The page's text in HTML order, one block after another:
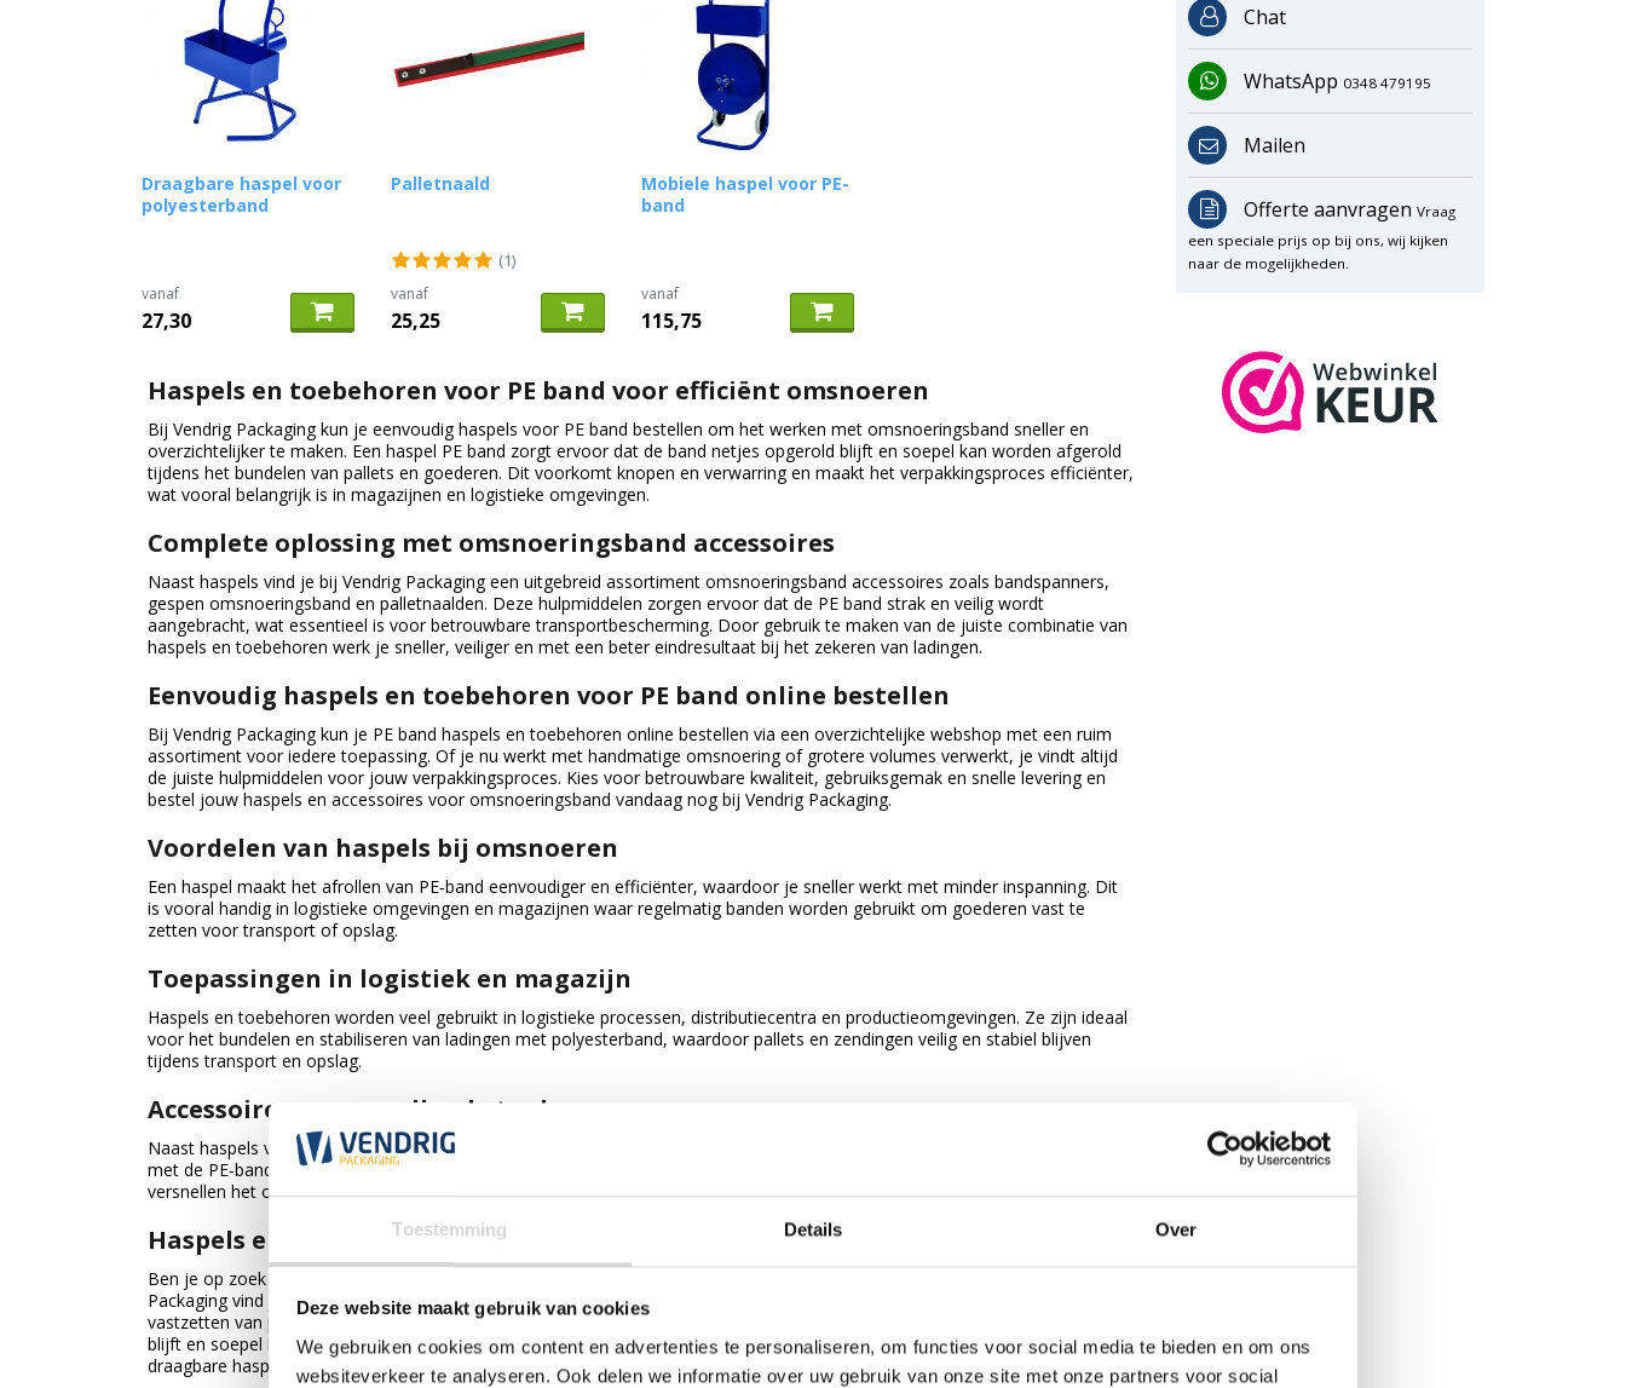
Toestemming Details Over
Deze website maakt gebruik van cookies
We gebruiken cookies om content en advertenties te personaliseren, om functies voor social media te bieden en om ons
websiteverkeer te analyseren. Ook delen we informatie over uw gebruik van onze site met onze partners voor social
Draagbare haspel voor
polyesterband
vanaf
27,30
Palletnaald
(1)
vanaf
25,25
Mobiele haspel voor PE-
band
vanaf
115,75
Haspels en toebehoren voor PE band voor efficiënt omsnoeren
Bij Vendrig Packaging kun je eenvoudig haspels voor PE band bestellen om het werken met omsnoeringsband sneller en
overzichtelijker te maken. Een haspel PE band zorgt ervoor dat de band netjes opgerold blijft en soepel kan worden afgerold
tijdens het bundelen van pallets en goederen. Dit voorkomt knopen en verwarring en maakt het verpakkingsproces efficiënter,
wat vooral belangrijk is in magazijnen en logistieke omgevingen.
Complete oplossing met omsnoeringsband accessoires
Naast haspels vind je bij Vendrig Packaging een uitgebreid assortiment omsnoeringsband accessoires zoals bandspanners,
gespen omsnoeringsband en palletnaalden. Deze hulpmiddelen zorgen ervoor dat de PE band strak en veilig wordt
aangebracht, wat essentieel is voor betrouwbare transportbescherming. Door gebruik te maken van de juiste combinatie van
haspels en toebehoren werk je sneller, veiliger en met een beter eindresultaat bij het zekeren van ladingen.
Eenvoudig haspels en toebehoren voor PE band online bestellen
Bij Vendrig Packaging kun je PE band haspels en toebehoren online bestellen via een overzichtelijke webshop met een ruim
assortiment voor iedere toepassing. Of je nu werkt met handmatige omsnoering of grotere volumes verwerkt, je vindt altijd
de juiste hulpmiddelen voor jouw verpakkingsproces. Kies voor betrouwbare kwaliteit, gebruiksgemak en snelle levering en
bestel jouw haspels en accessoires voor omsnoeringsband vandaag nog bij Vendrig Packaging.
Voordelen van haspels bij omsnoeren
Een haspel maakt het afrollen van PE‑band eenvoudiger en efficiënter, waardoor je sneller werkt met minder inspanning. Dit
is vooral handig in logistieke omgevingen en magazijnen waar regelmatig banden worden gebruikt om goederen vast te
zetten voor transport of opslag.
Toepassingen in logistiek en magazijn
Haspels en toebehoren worden veel gebruikt in logistieke processen, distributiecentra en productieomgevingen. Ze zijn ideaal
voor het bundelen en stabiliseren van ladingen met polyesterband, waardoor pallets en zendingen veilig en stabiel blijven
tijdens transport en opslag.
Accessoires en aanvullende tools
Naast haspels vind je in deze categorie ook handige accessoires zoals spanapparaten, gespen en sluitmiddelen die samen
met de PE‑band zorgen voor een betrouwbare en stevige sluiting. Deze toebehoren verbeteren het hanteren van de band,
versnellen het omsnoeringsproces en dragen bij aan een georganiseerde werkplek.
Haspels en toebehoren voor PE-band koop je bij Vendrig Packaging!
Ben je op zoek naar handige haspels en toebehoren voor het eenvoudig verwerken van polyesterband (PE-band)? Bij Vendrig
Packaging vind je een uitgebreid assortiment haspels, handhaspels en accessoires voor het bundelen, omsnoeren en veilig
vastzetten van producten en palletladingen. Haspels voor PE-band zorgen ervoor dat de omsnoeringsband netjes opgerold
blijft en soepel kan worden afgerold tijdens het verpakken en transporteren. Kies uit verschillende hulpmiddelen, zoals
draagbare haspels, bandspanners, gespen en palletnaalden, voor een efficiënte oplossing bij iedere toepassing.
Chat
WhatsApp 0348 479195
Mailen
Offerte aanvragen Vraag
een speciale prijs op bij ons, wij kijken
naar de mogelijkheden.